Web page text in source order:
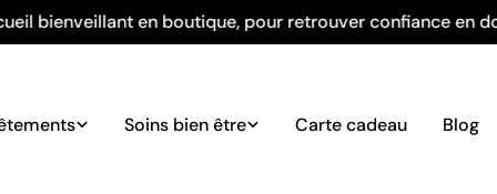
en douceur. Venez essayer nos produits en
Soins bien être Carte cadeau Blog